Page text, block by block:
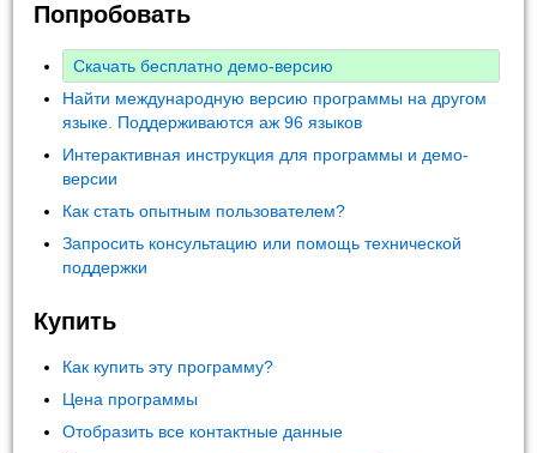
Попробовать
Скачать бесплатно демо-версию
Найти международную версию программы на другом
языке. Поддерживаются аж 96 языков
Интерактивная инструкция для программы и демо-
версии
Как стать опытным пользователем?
Запросить консультацию или помощь технической
поддержки
Купить
Как купить эту программу?
Цена программы
Отобразить все контактные данные